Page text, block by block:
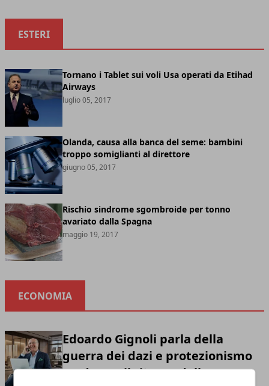
ESTERI
Tornano i Tablet sui voli Usa operati da Etihad
Airways
luglio 05, 2017
Olanda, causa alla banca del seme: bambini
troppo somiglianti al direttore
giugno 05, 2017
Rischio sindrome sgombroide per tonno
avariato dalla Spagna
maggio 19, 2017
ECONOMIA
Edoardo Gignoli parla della
guerra dei dazi e protezionismo
moderno: il ritorno della